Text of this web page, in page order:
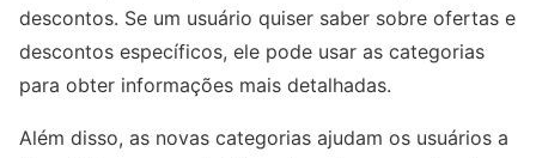
descontos. Se um usuário quiser saber sobre ofertas e
descontos específicos, ele pode usar as categorias
para obter informações mais detalhadas.
Além disso, as novas categorias ajudam os usuários a